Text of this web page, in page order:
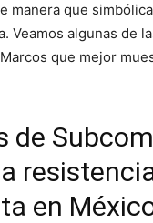
manera que
Veamos algunas de
que mejor
de
en